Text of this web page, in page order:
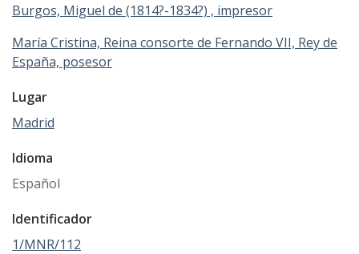
Burgos, Miguel de (1814?-1834?) , impresor
María Cristina, Reina consorte de Fernando VII, Rey de
España, posesor
Lugar
Madrid
Idioma
Español
Identificador
1/MNR/112